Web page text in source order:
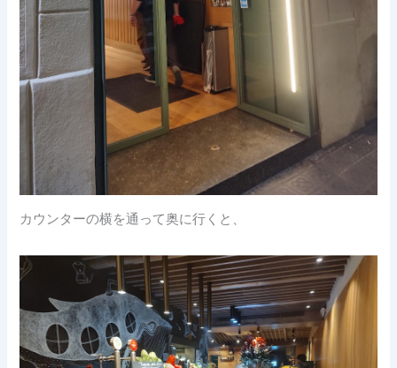
カウンターの横を通って奥に行くと、